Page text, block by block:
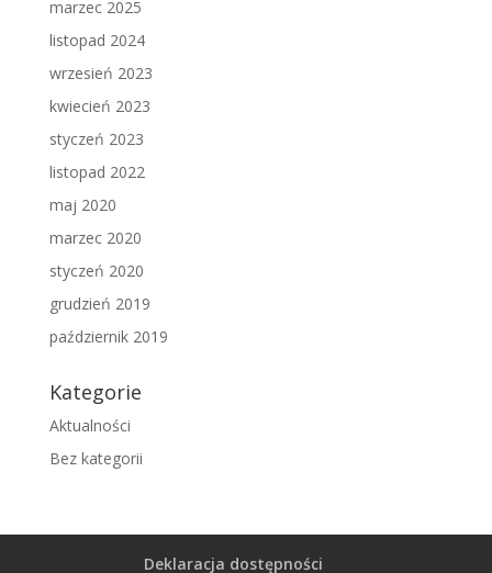
marzec 2025
listopad 2024
wrzesień 2023
kwiecień 2023
styczeń 2023
listopad 2022
maj 2020
marzec 2020
styczeń 2020
grudzień 2019
październik 2019
Kategorie
Aktualności
Bez kategorii
Deklaracja dostępności